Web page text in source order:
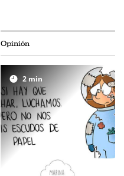
Opinión
2 min